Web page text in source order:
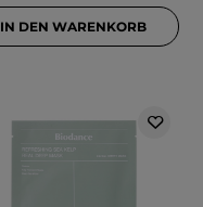
IN DEN WARENKORB